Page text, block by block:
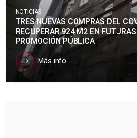
NOTICIAS
TRES NUEVAS COMPRAS DEL
RECUPERAR 924 M2 EN
PROMOCIÓN PÚBLICA
Más info